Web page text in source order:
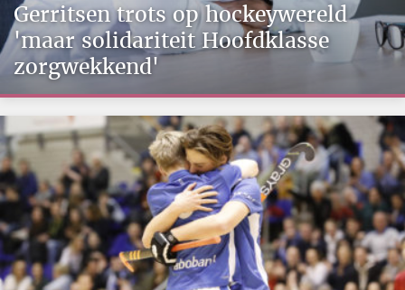
Gerritsen trots op hockeywereld
'maar solidariteit Hoofdklasse
zorgwekkend'